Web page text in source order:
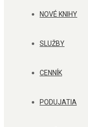
NOVÉ KNIHY
SLUŽBY
CENNÍK
PODUJATIA